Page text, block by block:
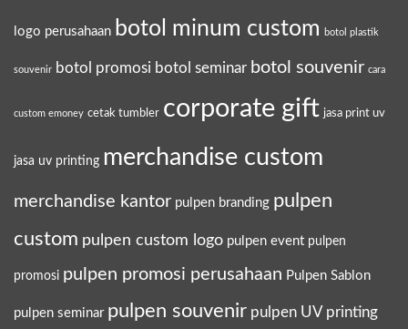
logo perusahaan botol minum custom botol plastik
souvenir botol promosi botol seminar botol souvenir cara
custom emoney cetak tumbler corporate gift jasa print uv
jasa uv printing merchandise custom
merchandise kantor pulpen branding pulpen
custom pulpen custom logo pulpen event pulpen
promosi pulpen promosi perusahaan Pulpen Sablon
pulpen seminar pulpen souvenir pulpen UV printing